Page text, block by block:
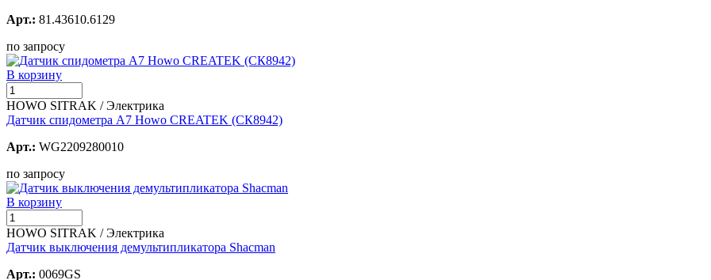
Арт.: 81.43610.6129
по запросу
В корзину
HOWO SITRAK / Электрика
Датчик спидометра A7 Howo CREATEK (СК8942)
Арт.: WG2209280010
по запросу
В корзину
HOWO SITRAK / Электрика
Датчик выключения демультипликатора Shacman
Арт.: 0069GS